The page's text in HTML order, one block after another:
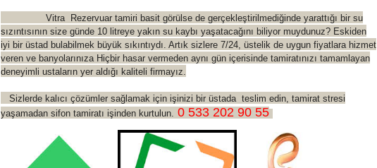
Vitra Rezervuar tamiri basit görülse de gerçekleştirilmediğinde yarattığı bir su
sızıntısının size günde 10 litreye yakın su kaybı yaşatacağını biliyor muydunuz? Eskiden
iyi bir üstad bulabilmek büyük sıkıntıydı. Artık sizlere 7/24, üstelik de uygun fiyatlara hizmet
veren ve banyolarınıza Hiçbir hasar vermeden aynı gün içerisinde tamiratınızı tamamlayan
deneyimli ustaların yer aldığı kaliteli firmayız.
Sizlerde kalıcı çözümler sağlamak için işinizi bir üstada teslim edin, tamirat stresi
yaşamadan sifon tamiratı işinden kurtulun. 0 533 202 90 55